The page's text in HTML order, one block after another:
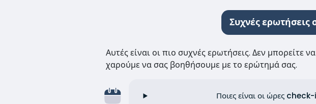
Συχνές ερωτήσεις
Αυτές είναι οι πιο συχνές ερωτήσεις. Δεν μπορείτε
χαρούμε να σας βοηθήσουμε με το ερώτημά σας.
Ποιες είναι οι ώρες